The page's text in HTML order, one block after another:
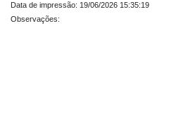
Data de impressão: 19/06/2026 15:35:19
Observações: